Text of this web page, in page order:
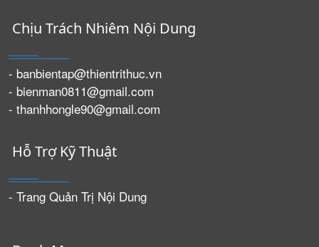
Chịu Trách Nhiêm Nội Dung
- banbientap@thientrithuc.vn
- bienman0811@gmail.com
- thanhhongle90@gmail.com
Hỗ Trợ Kỹ Thuật
- Trang Quản Trị Nội Dung